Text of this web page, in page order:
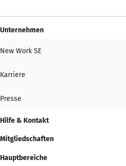
Unternehmen
New Work SE
Karriere
Presse
Hilfe & Kontakt
Mitgliedschaften
Hauptbereiche